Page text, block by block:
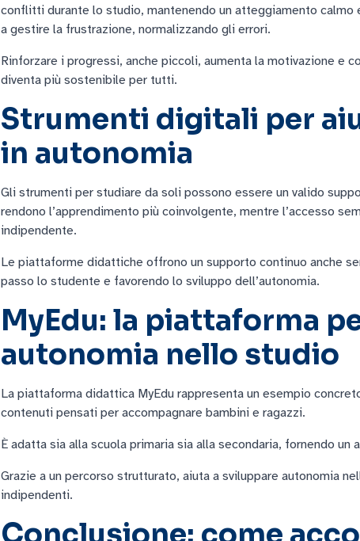
conflitti durante lo studio, mantenendo un atteggiamento
a gestire la frustrazione, normalizzando gli errori.
Rinforzare i progressi, anche piccoli, aumenta la motivazione e
diventa più sostenibile per tutti.
Strumenti digitali per
in autonomia
Gli strumenti per studiare da soli possono essere un valido
rendono l’apprendimento più coinvolgente, mentre l’accesso
indipendente.
Le piattaforme didattiche offrono un supporto continuo anche
passo lo studente e favorendo lo sviluppo dell’autonomia.
MyEdu: la piattaforma
autonomia nello studio
La piattaforma didattica MyEdu rappresenta un esempio
contenuti pensati per accompagnare bambini e ragazzi.
È adatta sia alla scuola primaria sia alla secondaria, fornendo
Grazie a un percorso strutturato, aiuta a sviluppare autonomia
indipendenti.